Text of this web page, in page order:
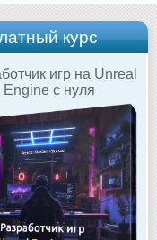
курс
игр на Unreal
Engine с нуля